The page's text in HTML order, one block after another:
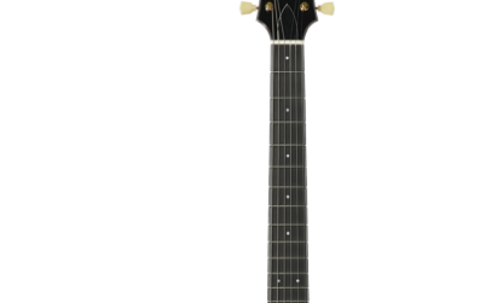
1 619,00 €